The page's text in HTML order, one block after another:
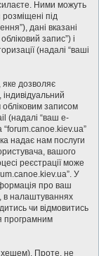
Ними можуть
під
дані вказані
запис”) і
(надалі “ваші
яке дозволяє
записом
(надалі “ваш e-
надає нам послуги
вашого
реєстрації може
У
про ваш
в налаштуваннях
чи відмовитись
програмним
Проте, не